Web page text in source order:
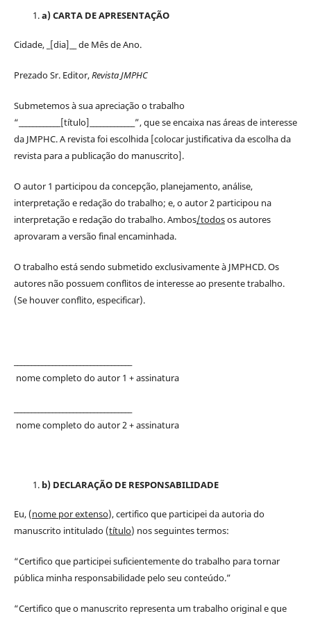
a) CARTA DE APRESENTAÇÃO
Cidade, _[dia]__ de Mês de Ano.
Prezado Sr. Editor,Revista JMPHC
Submetemos à sua apreciação o trabalho
“____________[título]_____________”, que se encaixa nas áreas de interesse
da JMPHC. A revista foi escolhida [colocar justificativa da escolha da
revista para a publicação do manuscrito].
O autor 1 participou da concepção, planejamento, análise,
interpretação e redação do trabalho; e, o autor 2 participou na
interpretação e redação do trabalho. Ambos/todosos autores
aprovaram a versão final encaminhada.
O trabalho está sendo submetido exclusivamente à JMPHCD. Os
autores não possuem conflitos de interesse ao presente trabalho.
(Se houver conflito, especificar).
nome completo do autor 1 + assinatura
nome completo do autor 2 + assinatura
b) DECLARAÇÃO DE RESPONSABILIDADE
Eu, (nome por extenso), certifico que participei da autoria do
manuscrito intitulado (título) nos seguintes termos:
“Certifico que participei suficientemente do trabalho para tornar
pública minha responsabilidade pelo seu conteúdo.”
“Certifico que o manuscrito representa um trabalho original e que